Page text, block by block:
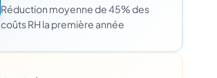
Réduction moyenne de 45% des
coûts RH la première année